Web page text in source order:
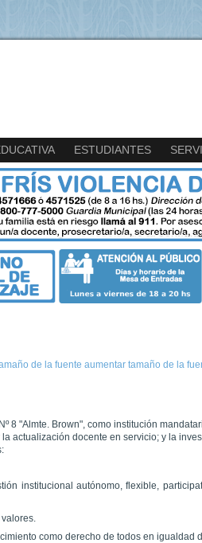
ESTUDIANTES
de la fuente aumentar tamaño de la
8 "Almte. Brown", como institución
actualización docente en servicio; y la
institucional autónomo, flexible,
como derecho de todos en igualdad